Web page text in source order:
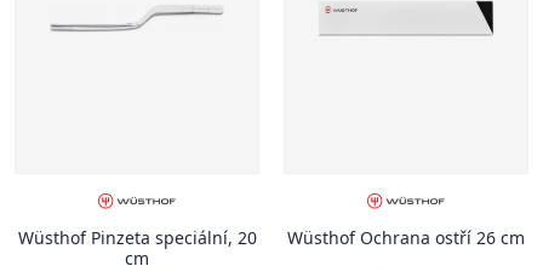
Wüsthof Pinzeta speciální, 20
cm
Wüsthof Ochrana ostří 26 cm